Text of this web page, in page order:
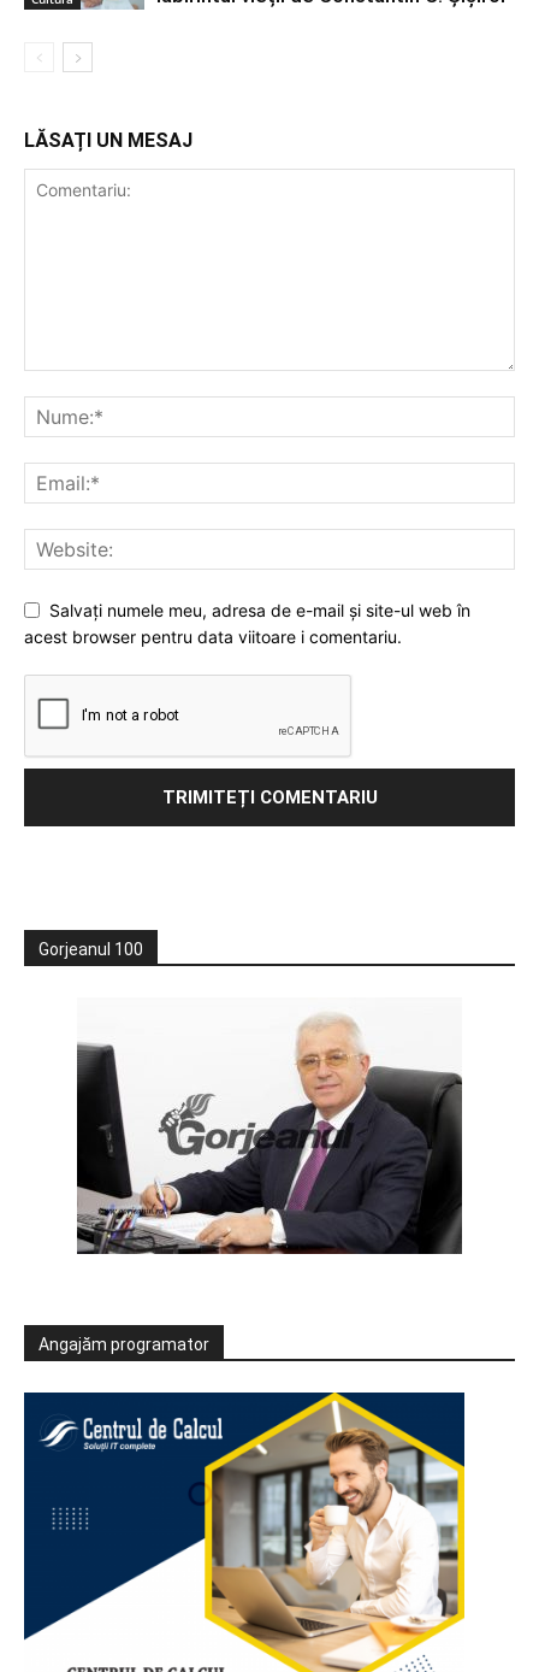
LĂSAȚI UN MESAJ
Salvați numele meu, adresa de e-mail și site-ul web în
acest browser pentru data viitoare i comentariu.
Gorjeanul 100
Angajăm programator